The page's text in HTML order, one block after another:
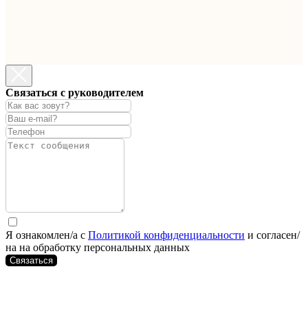
Связаться с руководителем
Я ознакомлен/а с Политикой конфиденциальности и согласен/
на на обработку персональных данных
Связаться